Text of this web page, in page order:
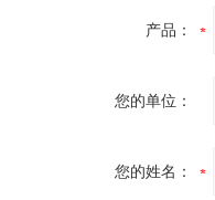
产品：
您的单位：
您的姓名：